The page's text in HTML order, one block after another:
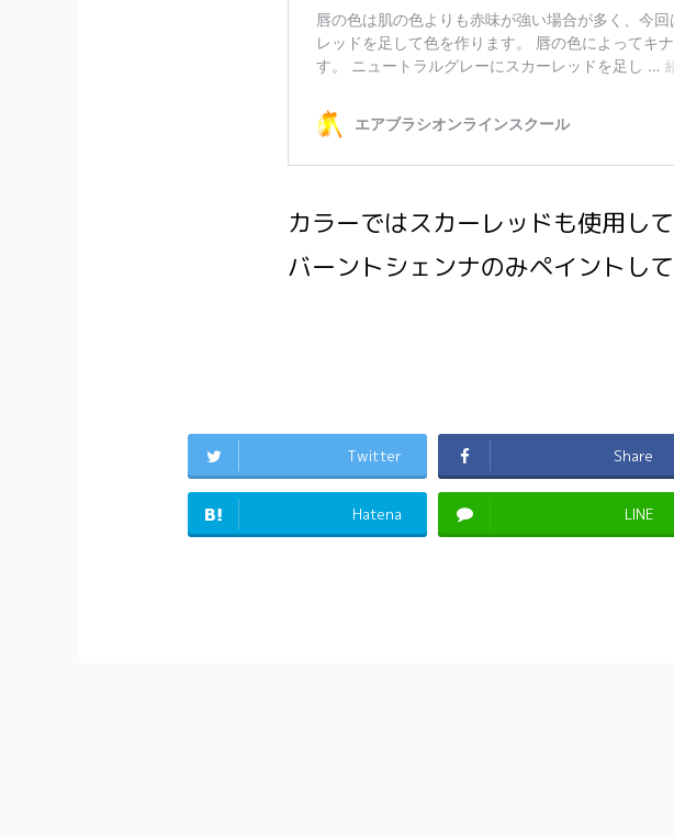
カラーではスカーレッドも使用し
バーントシェンナのみペイントして
Twitter Share
Hatena LINE